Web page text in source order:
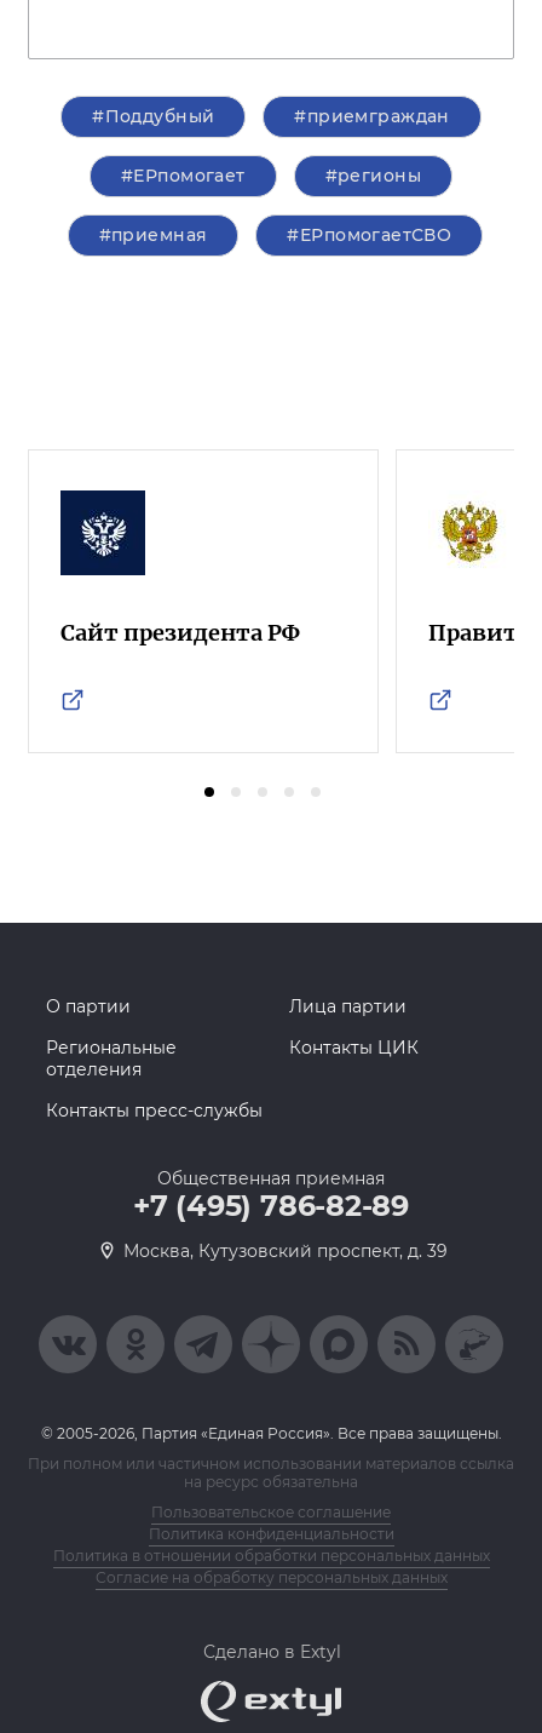
#Поддубный #приемграждан
#ЕРпомогает #регионы
#приемная #ЕРпомогаетСВО
Сайт президента РФ
О партии
Лица партии
Региональные
отделения
Контакты ЦИК
Контакты пресс-службы
Общественная приемная
+7 (495) 786-82-89
Москва, Кутузовский проспект, д. 39
© 2005-2026, Партия «Единая Россия». Все права защищены.
При полном или частичном использовании материалов ссылка
на ресурс обязательна
Пользовательское соглашение
Политика конфиденциальности
Политика в отношении обработки персональных данных
Согласие на обработку персональных данных
Сделано в Extyl